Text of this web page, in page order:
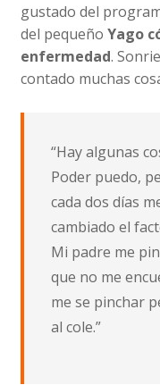
gustado del
del pequeñoYago
enfermedad.
contado muchas
“Hay algunas
Poder puedo,
cada dos días
cambiado el
Mi padre me
que no me
me se pinchar
al cole.”